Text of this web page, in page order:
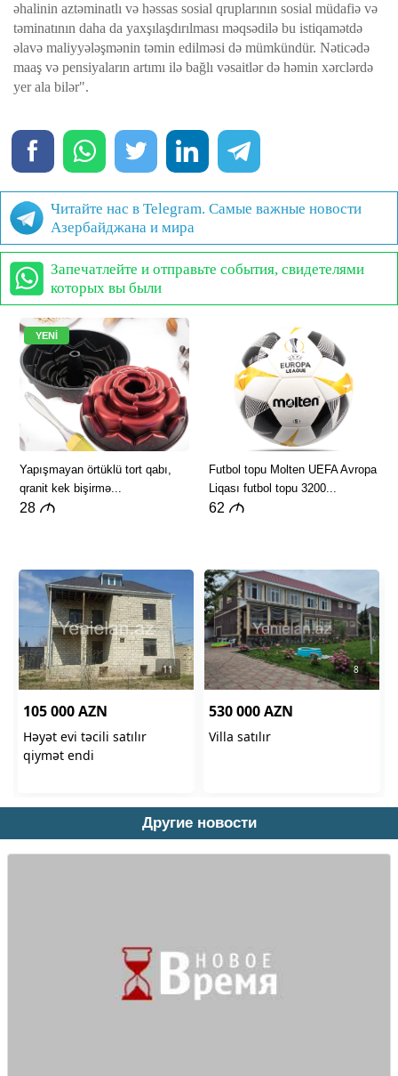
əhalinin aztəminatlı və həssas sosial qruplarının sosial müdafiə və
təminatının daha da yaxşılaşdırılması məqsədilə bu istiqamətdə
əlavə maliyyələşmənin təmin edilməsi də mümkündür. Nəticədə
maaş və pensiyaların artımı ilə bağlı vəsaitlər də həmin xərclərdə
yer ala bilər".
Читайте нас в Telegram. Самые важные новости
Азербайджана и мира
Запечатлейте и отправьте события, свидетелями
которых вы были
Другие новости